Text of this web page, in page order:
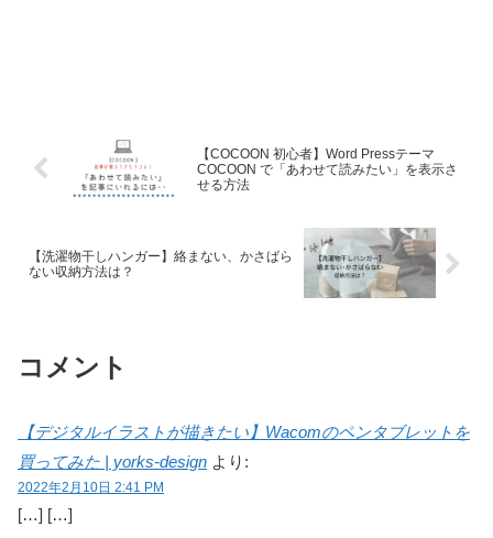
【COCOON 初心者】Word Pressテーマ
COCOON で「あわせて読みたい」を表示さ
せる方法
【洗濯物干しハンガー】絡まない、かさばら
ない収納方法は？
コメント
【デジタルイラストが描きたい】Wacomのペンタブレットを
買ってみた | yorks-design より:
2022年2月10日 2:41 PM
[…] […]